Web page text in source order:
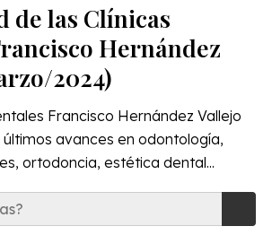
de las Clínicas
Hernández
2024)
Francisco Hernández Vallejo
avances en odontología,
ortodoncia, estética dental...